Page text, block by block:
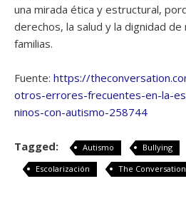
una mirada ética y estructural,
derechos, la salud y la dignidad
familias.
Fuente: https://
otros-errores-frecuentes-en-la-
ninos-con-autismo-258744
Tagged: Autismo Bullying
Escolarización
The Conversation